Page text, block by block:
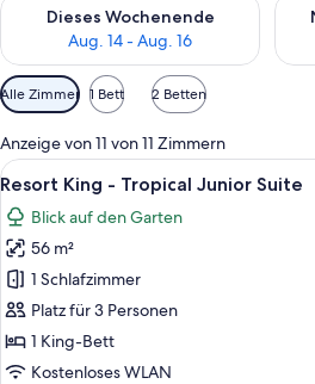
Dieses Wochenende
Aug. 14 - Aug. 16
Verfügbare
Filter
für
Zimmer
Alle Zimmer 1 Bett 2 Betten
Anzeige von 11 von 11 Zimmern
Alle
Fotos
für
Resort
King
-
Tropical
Junior
6
Resort King - Tropical Junior Suite
Blick auf den Garten
56 m²
1 Schlafzimmer
Platz für 3 Personen
1 King-Bett
Kostenloses WLAN